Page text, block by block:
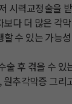
시력교정술을
다 더 많은 각
수 있는 가능
술 후 겪을 수 있
추각막증 그리